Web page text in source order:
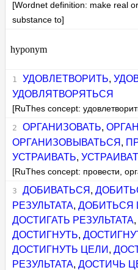
[Wordnet definition: make real
substance to]
hyponym
УДОВЛЕТВОРИТЬ,
УДОВЛЯТВОРЯТЬСЯ
[RuThes concept:
ОРГАНИЗОВАТЬ,
ОРГАНИЗОВЫВАТЬСЯ ,
УСТРАИВАТЬ,
[RuThes concept: провести,
ДОБИВАТЬСЯ ,
РЕЗУЛЬТАТА,ДОБИТЬСЯ
ДОСТИГАТЬ РЕЗУЛЬТАТА
ДОСТИГНУТЬ,
ДОСТИГНУТЬ ЦЕЛИ ,
РЕЗУЛЬТАТА,ДОСТИЧЬ